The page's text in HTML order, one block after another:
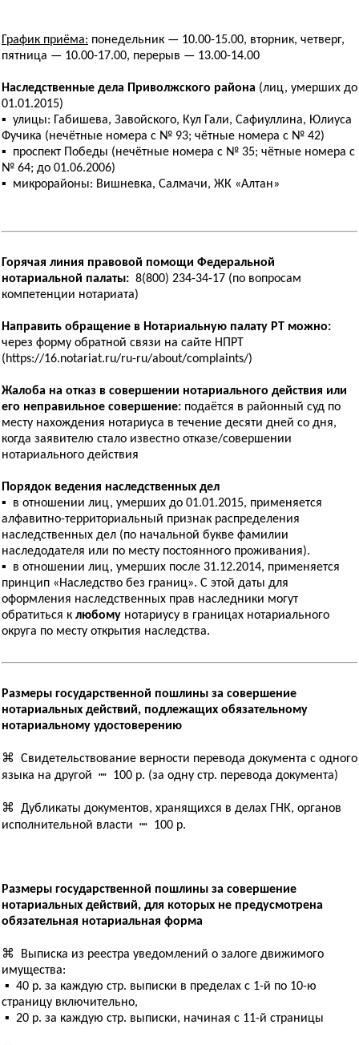
График приёма: понедельник — 10.00-15.00, вторник, четверг,
пятница — 10.00-17.00, перерыв — 13.00-14.00
Наследственные дела Приволжского района (лиц, умерших до
01.01.2015)
▪ улицы: Габишева, Завойского, Кул Гали, Сафиуллина, Юлиуса
Фучика (нечётные номера с № 93; чётные номера с № 42)
▪ проспект Победы (нечётные номера с № 35; чётные номера с
№ 64; до 01.06.2006)
▪ микрорайоны: Вишневка, Салмачи, ЖК «Алтан»
Горячая линия правовой помощи Федеральной
нотариальной палаты: 8(800) 234-34-17 (по вопросам
компетенции нотариата)
Направить обращение в Нотариальную палату РТ можно:
через форму обратной связи на сайте НПРТ
(https://16.notariat.ru/ru-ru/about/complaints/)
Жалоба на отказ в совершении нотариального действия или
его неправильное совершение: подаётся в районный суд по
месту нахождения нотариуса в течение десяти дней со дня,
когда заявителю стало известно отказе/совершении
нотариального действия
Порядок ведения наследственных дел
▪ в отношении лиц, умерших до 01.01.2015, применяется
алфавитно-территориальный признак распределения
наследственных дел (по начальной букве фамилии
наследодателя или по месту постоянного проживания).
▪ в отношении лиц, умерших после 31.12.2014, применяется
принцип «Наследство без границ». С этой даты для
оформления наследственных прав наследники могут
обратиться к любому нотариусу в границах нотариального
округа по месту открытия наследства.
Размеры государственной пошлины за совершение
нотариальных действий, подлежащих обязательному
нотариальному удостоверению
⌘ Свидетельствование верности перевода документа с одного
языка на другой ┉ 100 р. (за одну стр. перевода документа)
⌘ Дубликаты документов, хранящихся в делах ГНК, органов
исполнительной власти ┉ 100 р.
Размеры государственной пошлины за совершение
нотариальных действий, для которых не предусмотрена
обязательная нотариальная форма
⌘ Выписка из реестра уведомлений о залоге движимого
имущества:
▪ 40 р. за каждую стр. выписки в пределах с 1-й по 10-ю
страницу включительно,
▪ 20 р. за каждую стр. выписки, начиная с 11-й страницы